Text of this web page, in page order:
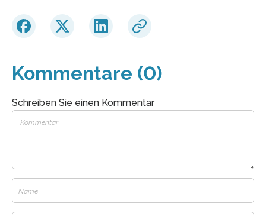
Kommentare (0)
Schreiben Sie einen Kommentar